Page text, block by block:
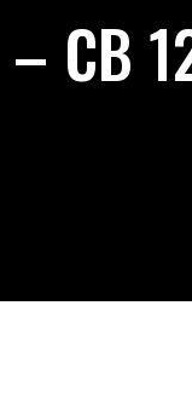
CB